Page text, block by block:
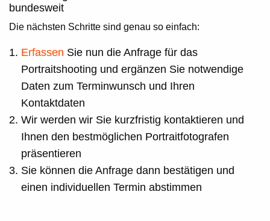
bundesweit
Die nächsten Schritte sind genau so einfach:
Erfassen Sie nun die Anfrage für das
Portraitshooting und ergänzen Sie notwendige
Daten zum Terminwunsch und Ihren
Kontaktdaten
Wir werden wir Sie kurzfristig kontaktieren und
Ihnen den bestmöglichen Portraitfotografen
präsentieren
Sie können die Anfrage dann bestätigen und
einen individuellen Termin abstimmen